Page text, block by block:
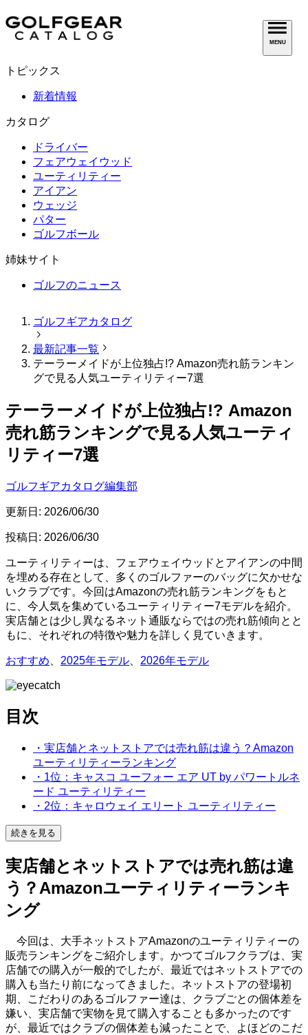
MENU
トピックス
新着情報
カタログ
ドライバー
フェアウェイウッド
ユーティリティー
アイアン
ウェッジ
パター
ゴルフボール
姉妹サイト
ゴルフのニュース
ゴルフギアカタログ
最新記事一覧
テーラーメイドが上位独占!? Amazon売れ筋ランキン
グで見る人気ユーティリティー7選
テーラーメイドが上位独占!? Amazon
売れ筋ランキングで見る人気ユーティ
リティー7選
ゴルフギアカタログ編集部
更新日: 2026/06/30
投稿日: 2026/06/30
ユーティリティーは、フェアウェイウッドとアイアンの中間
を埋める存在として、多くのゴルファーのバッグに欠かせな
いクラブです。今回はAmazonの売れ筋ランキングをもと
に、今人気を集めているユーティリティー7モデルを紹介。
実店舗とは少し異なるネット通販ならではの売れ筋傾向とと
もに、それぞれの特徴や魅力を詳しく見ていきます。
おすすめ 2025年モデル 2026年モデル
目次
・実店舗とネットストアでは売れ筋は違う？Amazon
ユーティリティーランキング
・1位：キャスコ ユーフォー エア UT by パワートルネ
ード ユーティリティー
・2位：キャロウェイ エリート ユーティリティー
続きを見る
実店舗とネットストアでは売れ筋は違
う？Amazonユーティリティーランキ
ング
今回は、大手ネットストアAmazonのユーティリティーの
販売ランキングをご紹介します。かつてゴルフクラブは、実
店舗での購入が一般的でしたが、最近ではネットストアでの
購入も当たり前になってきました。ネットストアの登場初
期、こだわりのあるゴルファー達は、クラブごとの個体差を
嫌い、実店舗で実物を見て購入することも多かったのです
が、最近ではクラブの個体差も減ったことで、よほどのこだ